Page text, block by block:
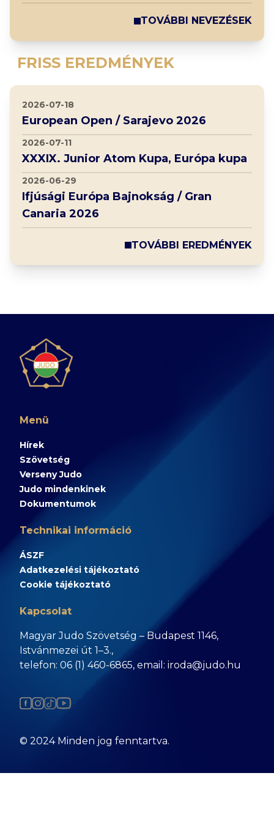
FRISS EREDMÉNYEK
TOVÁBBI NEVEZÉSEK
2026-07-18
European Open / Sarajevo 2026
2026-07-11
XXXIX. Junior Atom Kupa, Európa kupa
2026-06-29
Ifjúsági Európa Bajnokság / Gran
Canaria 2026
TOVÁBBI EREDMÉNYEK
Menü
Hírek
Szövetség
Verseny Judo
Judo mindenkinek
Dokumentumok
Technikai információ
ÁSZF
Adatkezelési tájékoztató
Cookie tájékoztató
Kapcsolat
Magyar Judo Szövetség – Budapest 1146,
Istvánmezei út 1–3.,
telefon: 06 (1) 460-6865, email: iroda@judo.hu
© 2024 Minden jog fenntartva.